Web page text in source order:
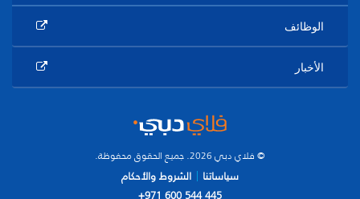
© فلاي دبي 2026. جميع الحقوق محفوظة.
سياساتنا
الشروط والأحكام
الوظائف
الأخبار